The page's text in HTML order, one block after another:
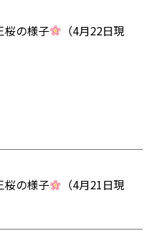
桜の様子
（4月22日現
桜の様子
（4月21日現